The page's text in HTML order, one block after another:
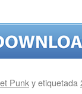
Punky etiquetada